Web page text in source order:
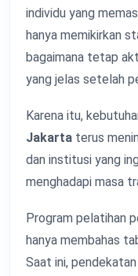
individu yang
hanya memikirkan
bagaimana tetap
yang jelas setelah
Karena itu,
Jakarta terus
dan institusi yang
menghadapi masa
Program pelatihan
hanya membahas
Saat ini,